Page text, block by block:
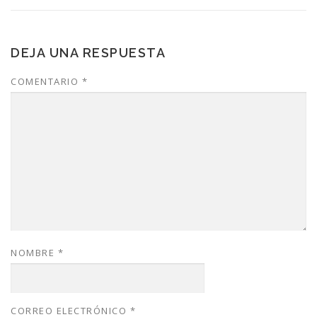
DEJA UNA RESPUESTA
COMENTARIO *
NOMBRE *
CORREO ELECTRÓNICO *